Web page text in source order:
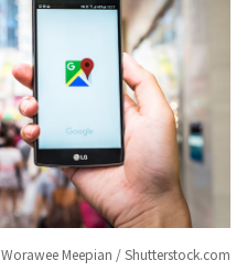
Worawee Meepian / Shutterstock.com